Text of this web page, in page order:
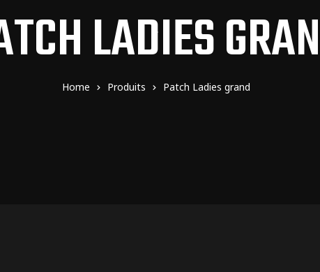
LADIES
Home Produits Patch Ladies grand